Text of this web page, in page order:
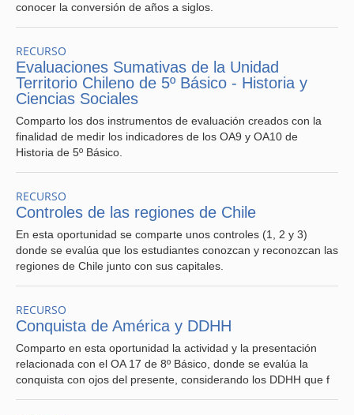
conocer la conversión de años a siglos.
RECURSO
Evaluaciones Sumativas de la Unidad
Territorio Chileno de 5º Básico - Historia y
Ciencias Sociales
Comparto los dos instrumentos de evaluación creados con la
finalidad de medir los indicadores de los OA9 y OA10 de
Historia de 5º Básico.
RECURSO
Controles de las regiones de Chile
En esta oportunidad se comparte unos controles (1, 2 y 3)
donde se evalúa que los estudiantes conozcan y reconozcan las
regiones de Chile junto con sus capitales.
RECURSO
Conquista de América y DDHH
Comparto en esta oportunidad la actividad y la presentación
relacionada con el OA 17 de 8º Básico, donde se evalúa la
conquista con ojos del presente, considerando los DDHH que f